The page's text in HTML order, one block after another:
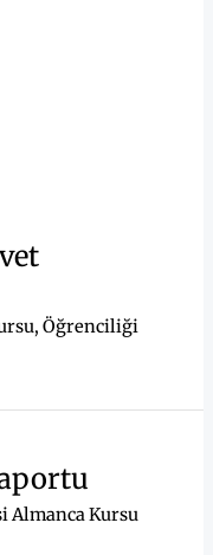
, Öğrenciliği
Almanca Kursu